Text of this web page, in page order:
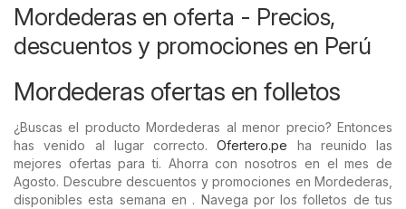
Mordederas en oferta - Precios,
descuentos y promociones en Perú
Mordederas ofertas en folletos
¿Buscas el producto Mordederas al menor precio? Entonces
has venido al lugar correcto.Ofertero.pe ha reunido las
mejores ofertas para ti. Ahorra con nosotros en el mes de
Agosto. Descubre descuentos y promociones en Mordederas,
disponibles esta semana en . Navega por los folletos de tus